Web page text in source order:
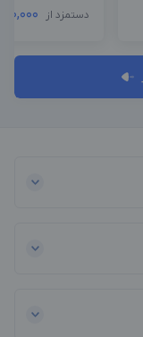
دستمزد از